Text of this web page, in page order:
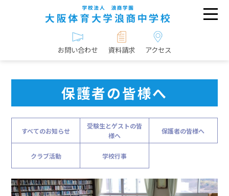
お問い合わせ 資料請求 アクセス
保護者の皆様へ
すべてのお知らせ
受験生とゲストの皆
様へ
保護者の皆様へ
クラブ活動 学校行事